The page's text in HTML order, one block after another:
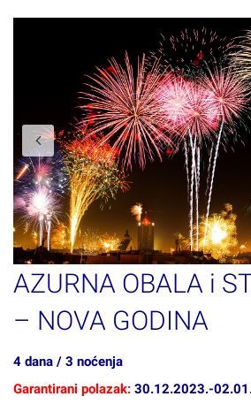
AZURNA OBALA i
– NOVA GODINA
4 dana / 3 noćenja
Garantirani polazak: 30.12.2023.-